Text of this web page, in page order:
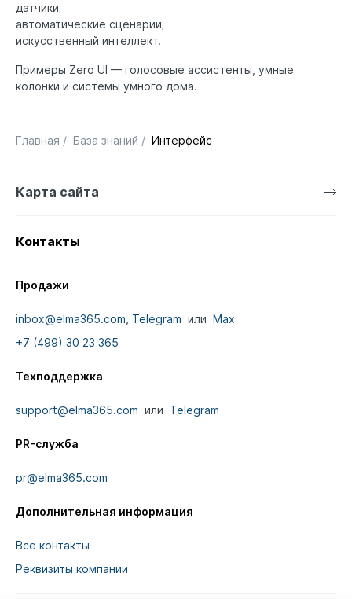
датчики;
автоматические сценарии;
искусственный интеллект.
Примеры Zero UI — голосовые ассистенты, умные
колонки и системы умного дома.
Главная / База знаний / Интерфейс
Карта сайта
Контакты
Продажи
inbox@elma365.com Telegram или Max
+7 (499) 30 23 365
Техподдержка
support@elma365.com или Telegram
PR-служба
pr@elma365.com
Дополнительная информация
Все контакты
Реквизиты компании